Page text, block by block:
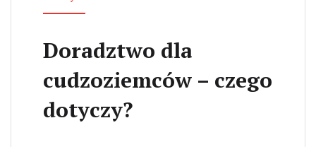
Doradztwo dla
cudzoziemców – czego
dotyczy?